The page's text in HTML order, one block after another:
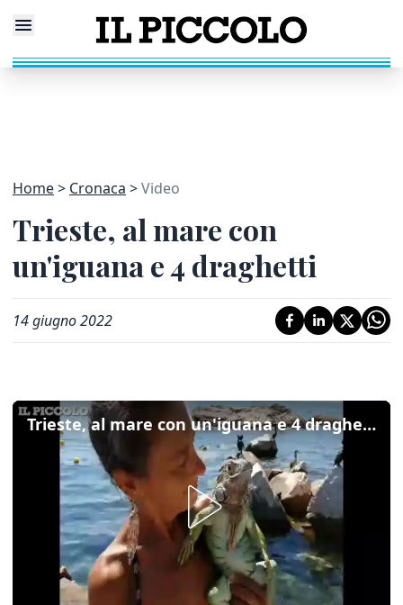
Home Cronaca Video
Trieste, al mare con
un'iguana e 4 draghetti
14 giugno 2022
Trieste, al mare con un'iguana e 4 draghetti